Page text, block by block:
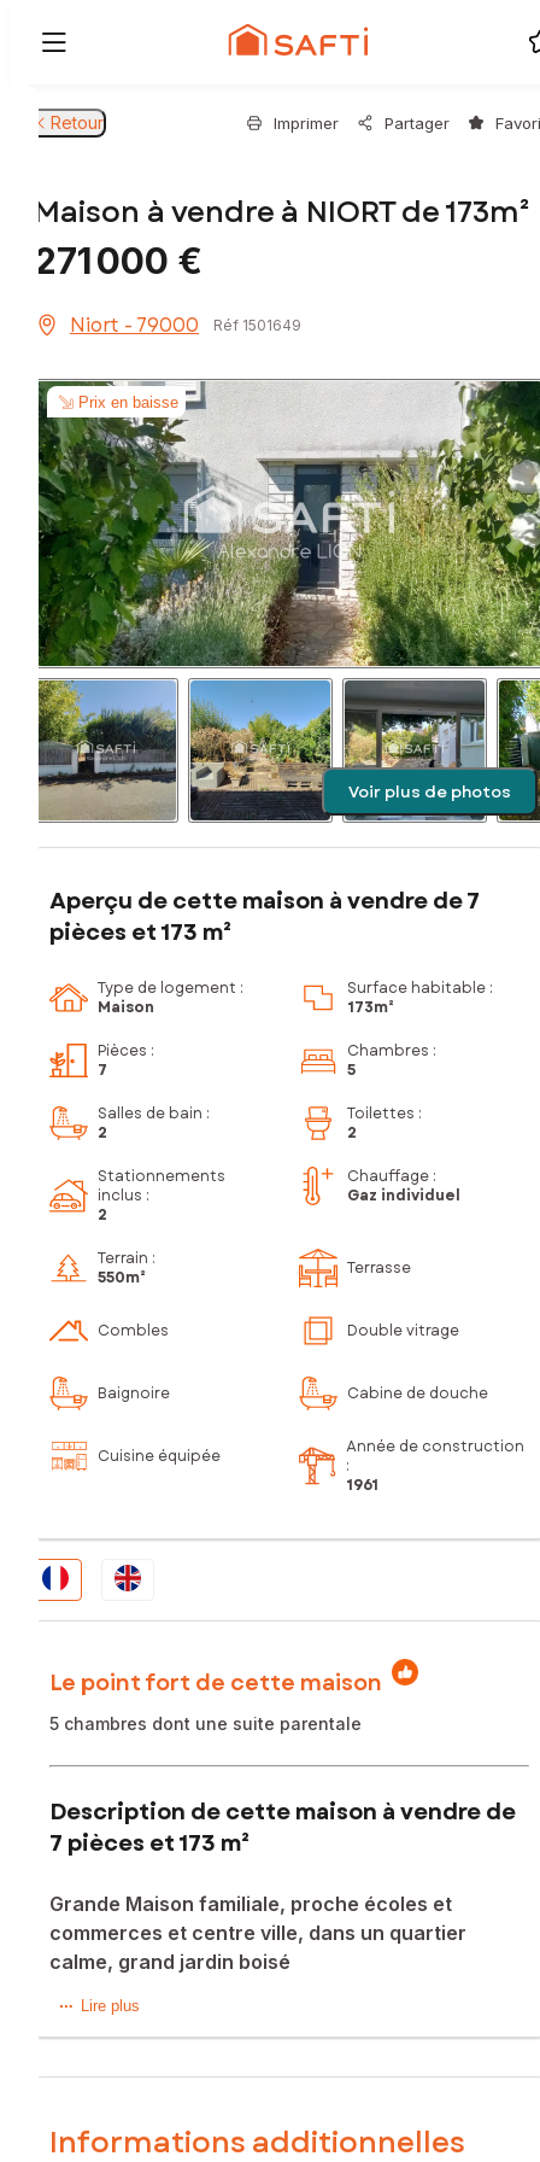
Retour Imprimer Partager
Maison à vendre à NIORT de 173m²
271 000 €
Niort - 79000 Réf 1501649
Prix en baisse
Voir plus de photos
Aperçu de cette maison à vendre de 7
pièces et 173 m²
Type de logement :
Maison
Surface habitable :
173m²
Pièces :
7
Chambres :
5
Salles de bain :
2
Toilettes :
2
Stationnements
inclus :
2
Chauffage :
Gaz individuel
Terrain :
550m²
Terrasse
Combles Double vitrage
Baignoire Cabine de douche
Cuisine équipée
Année de construction
:
1961
Le point fort de cette maison
5 chambres dont une suite parentale
Description de cette maison à vendre de
7 pièces et 173 m²
Grande Maison familiale, proche écoles et
commerces et centre ville, dans un quartier
calme, grand jardin boisé
À Niort (79000), cette charmante maison de 173 m² située
cadre de vie agréable. Avec un terrain de 550 m²
propriété bénéficie d'une exposition Nord-Sud idéale pour
profiter du soleil tout au long de la journée.
Lire plus
Informations additionnelles